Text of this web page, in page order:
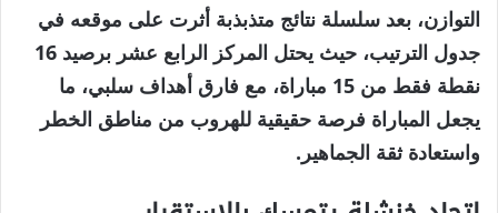
التوازن، بعد سلسلة نتائج متذبذبة أثرت على موقعه في
جدول الترتيب، حيث يحتل المركز الرابع عشر برصيد 16
نقطة فقط من 15 مباراة، مع فارق أهداف سلبي، ما
يجعل المباراة فرصة حقيقية للهروب من مناطق الخطر
واستعادة ثقة الجماهير.